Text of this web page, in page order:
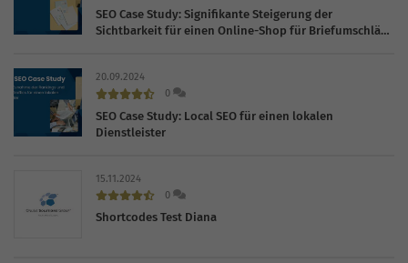
SEO Case Study: Signifikante Steigerung der
Sichtbarkeit für einen Online-Shop für Briefumschläge
20.09.2024
0
SEO Case Study: Local SEO für einen lokalen
Dienstleister
15.11.2024
0
Shortcodes Test Diana